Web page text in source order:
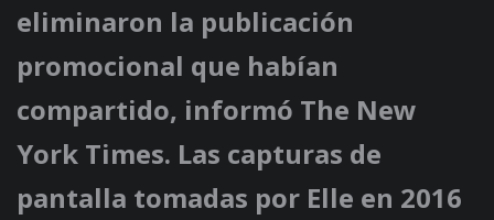
eliminaron la publicación
promocional que habían
compartido, informó The New
York Times. Las capturas de
pantalla tomadas por Elle en 2016